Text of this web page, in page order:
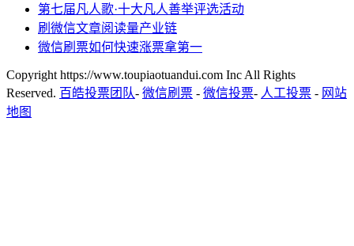
第七届凡人歌·十大凡人善举评选活动
刷微信文章阅读量产业链
微信刷票如何快速涨票拿第一
Copyright https://www.toupiaotuandui.com Inc All Rights
Reserved. 百皓投票团队- 微信刷票 - 微信投票- 人工投票 - 网站
地图